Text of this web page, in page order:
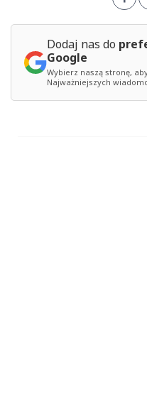
Dodaj nas do
Google
Wybierz naszą stronę,
Najważniejszych